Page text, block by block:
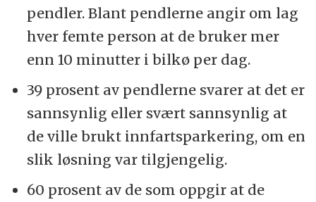
pendler. Blant pendlerne angir om lag
hver femte person at de bruker mer
enn 10 minutter i bilkø per dag.
39 prosent av pendlerne svarer at det er
sannsynlig eller svært sannsynlig at
de ville brukt innfartsparkering, om en
slik løsning var tilgjengelig.
60 prosent av de som oppgir at de